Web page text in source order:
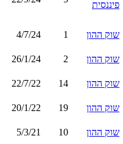
פיננסית
שוק ההון 1
4/7/24
שוק ההון 2
26/1/24
שוק ההון 14
22/7/22
שוק ההון 19
20/1/22
שוק ההון 10
5/3/21